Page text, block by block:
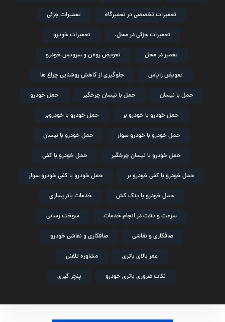
تعمیرات تخصصی در تعمیرگاه تعمیرات جزئی
تعمیرات جزئی در محل. تعمیرات خودرو
تعمیر در محل تعویض روغن و سرویس خودرو
تعویض زاپاس جلوگیری از کاهش روشنایی چراغ ها
حمل با نیسان حمل با نیسان چرخگیر حمل خودرو
حمل خودرو با خودرو بر حمل خودرو با خودروبر
حمل خودرو با خودرو سوار حمل خودرو با نیسان
حمل خودرو با نیسان چرخگیر حمل خودرو با کفی
حمل خودرو با کفی خودرو بر حمل خودرو با کفی خودرو سوار
حمل خودرو با یدک کش خدمات باتریسازی
سرعت و دقت در انجام خدمات سوخت رسانی
صافکاری و نقاشی صافکاری و نقاشی خودرو
عمر بالای باتری مشاوره تلفنی
نکات ضروری باتری خودرو پنچر گیری